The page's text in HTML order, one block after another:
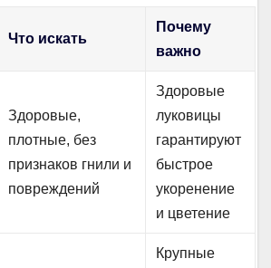
Что искать
Почему
важно
Здоровые,
плотные, без
признаков гнили и
повреждений
Здоровые
луковицы
гарантируют
быстрое
укоренение
и цветение
Крупные